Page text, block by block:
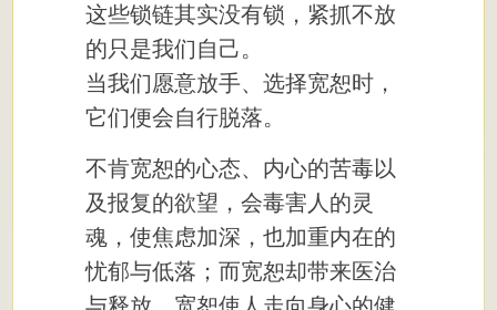
这些锁链其实没有锁，紧抓不放
的只是我们自己。
当我们愿意放手、选择宽恕时，
它们便会自行脱落。
不肯宽恕的心态、内心的苦毒以
及报复的欲望，会毒害人的灵
魂，使焦虑加深，也加重内在的
忧郁与低落；而宽恕却带来医治